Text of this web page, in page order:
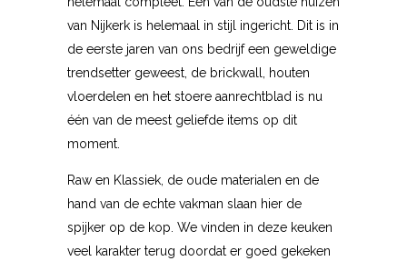
van Nijkerk is helemaal in stijl ingericht. Dit is in
de eerste jaren van ons bedrijf een geweldige
trendsetter geweest, de brickwall, houten
vloerdelen en het stoere aanrechtblad is nu
één van de meest geliefde items op dit
moment.
Raw en Klassiek, de oude materialen en de
hand van de echte vakman slaan hier de
spijker op de kop. We vinden in deze keuken
veel karakter terug doordat er goed gekeken